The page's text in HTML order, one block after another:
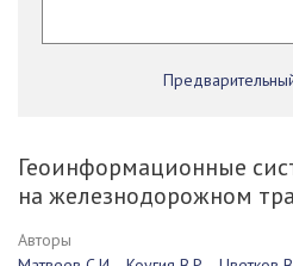
Геоинформационные
на железнодорожном
Авторы